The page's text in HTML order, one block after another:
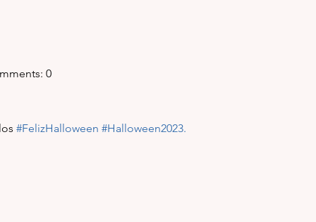
0
#FelizHalloween #Halloween2023.